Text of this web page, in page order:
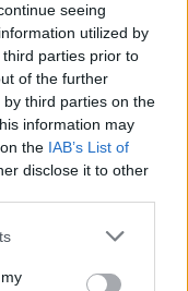
seeing
utilized by
parties prior to
of the further
third parties on the
information may
the IAB’s List of
disclose it to other
στόχο ή έργο
20 λεπτά σε
σε μικρότερα,
θα νιώθεις
που θα
κρατά